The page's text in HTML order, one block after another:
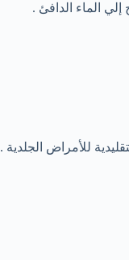
الماء الدافئ .
للأمراض الجلدية .